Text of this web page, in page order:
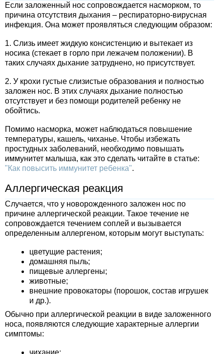
Если заложенный нос сопровождается насморком, то
причина отсутствия дыхания – респираторно-вирусная
инфекция. Она может проявляться следующим образом:
1. Слизь имеет жидкую консистенцию и вытекает из
носика (стекает в горло при лежачем положении). В
таких случаях дыхание затруднено, но присутствует.
2. У крохи густые слизистые образования и полностью
заложен нос. В этих случаях дыхание полностью
отсутствует и без помощи родителей ребенку не
обойтись.
Помимо насморка, может наблюдаться повышение
температуры, кашель, чиханье. Чтобы избежать
простудных заболеваний, необходимо повышать
иммунитет малыша, как это сделать читайте в статье:
"Как повысить иммунитет ребенка".
Аллергическая реакция
Случается, что у новорожденного заложен нос по
причине аллергической реакции. Такое течение не
сопровождается течением соплей и вызывается
определенным аллергеном, которым могут выступать:
цветущие растения;
домашняя пыль;
пищевые аллергены;
животные;
внешние провокаторы (порошок, состав игрушек
и др.).
Обычно при аллергической реакции в виде заложенного
носа, появляются следующие характерные аллергии
симптомы:
чихание;